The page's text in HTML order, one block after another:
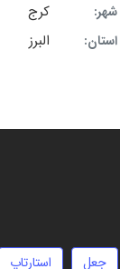
شهر:
کرج
استان: البرز
جعل استارتاپ